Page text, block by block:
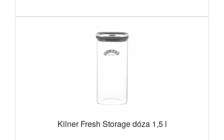
Kilner Fresh Storage dóza 1,5 l